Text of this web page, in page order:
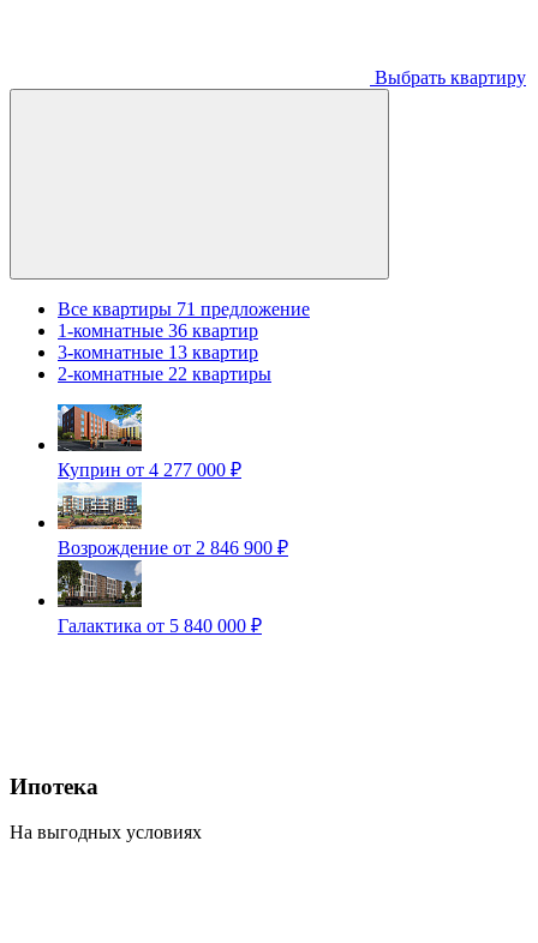
Выбрать квартиру
Все квартиры 71 предложение
1-комнатные 36 квартир
3-комнатные 13 квартир
2-комнатные 22 квартиры
Куприн от 4 277 000 ₽
Возрождение от 2 846 900 ₽
Галактика от 5 840 000 ₽
Ипотека
На выгодных условиях